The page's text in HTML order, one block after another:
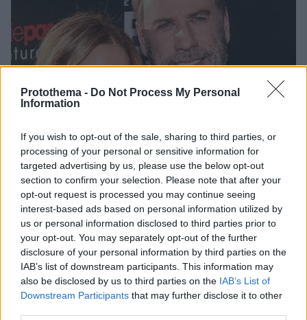
Protothema - Do Not Process My Personal
Information
If you wish to opt-out of the sale, sharing to third parties, or
processing of your personal or sensitive information for
targeted advertising by us, please use the below opt-out
section to confirm your selection. Please note that after your
opt-out request is processed you may continue seeing
interest-based ads based on personal information utilized by
us or personal information disclosed to third parties prior to
your opt-out. You may separately opt-out of the further
disclosure of your personal information by third parties on the
IAB’s list of downstream participants. This information may
also be disclosed by us to third parties on the IAB’s List of
Downstream Participants that may further disclose it to other
Τζον Τραβόλτα: Η συγκινητική ανάρτηση για τα γενέθλια
της συζύγου του που «έφυγε» από τη ζωή πριν τρεις
μηνες
Η Κέλι Πρέστον πέθανε στα 57 της τον περασμένο
15.10.2020, 12:57